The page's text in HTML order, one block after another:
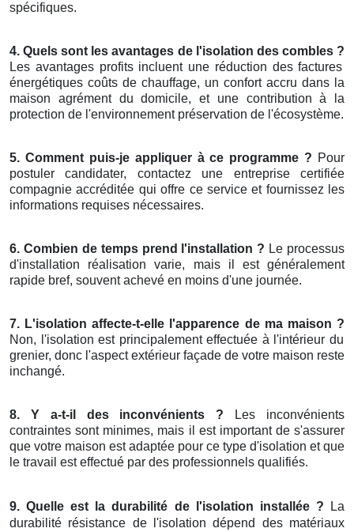
spécifiques.
4. Quels sont les avantages de l'isolation des combles ?
Les avantages profits incluent une réduction des factures
énergétiques coûts de chauffage, un confort accru dans la
maison agrément du domicile, et une contribution à la
protection de l'environnement préservation de l'écosystème.
5. Comment puis-je appliquer à ce programme ? Pour
postuler candidater, contactez une entreprise certifiée
compagnie accréditée qui offre ce service et fournissez les
informations requises nécessaires.
6. Combien de temps prend l'installation ? Le processus
d'installation réalisation varie, mais il est généralement
rapide bref, souvent achevé en moins d'une journée.
7. L'isolation affecte-t-elle l'apparence de ma maison ?
Non, l'isolation est principalement effectuée à l'intérieur du
grenier, donc l'aspect extérieur façade de votre maison reste
inchangé.
8. Y a-t-il des inconvénients ? Les inconvénients
contraintes sont minimes, mais il est important de s'assurer
que votre maison est adaptée pour ce type d'isolation et que
le travail est effectué par des professionnels qualifiés.
9. Quelle est la durabilité de l'isolation installée ? La
durabilité résistance de l'isolation dépend des matériaux